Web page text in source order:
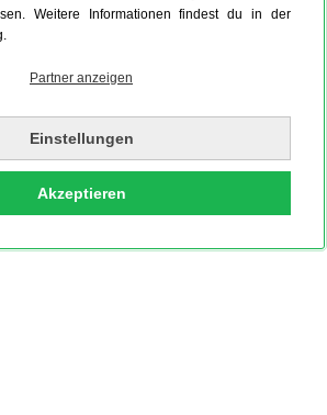
Weitere Informationen findest du in der
Partner anzeigen
Einstellungen
Akzeptieren